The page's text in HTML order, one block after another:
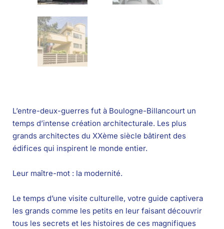
L’entre-deux-guerres fut à Boulogne-Billancourt un
temps d’intense création architecturale. Les plus
grands architectes du XXème siècle bâtirent des
édifices qui inspirent le monde entier.
Leur maître-mot : la modernité.
Le temps d’une visite culturelle, votre guide captivera
les grands comme les petits en leur faisant découvrir
tous les secrets et les histoires de ces magnifiques